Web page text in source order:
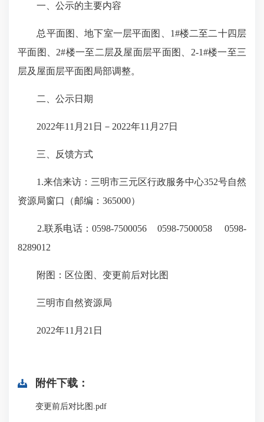
一、公示的主要内容
总平面图、地下室一层平面图、1#楼二至二十四层
平面图、2#楼一至二层及屋面层平面图、2-1#楼一至三
层及屋面层平面图局部调整。
二、公示日期
2022年11月21日－2022年11月27日
三、反馈方式
1.来信来访：三明市三元区行政服务中心352号自然
资源局窗口（邮编：365000）
2.联系电话：0598-7500056 0598-7500058 0598-
8289012
附图：区位图、变更前后对比图
三明市自然资源局
2022年11月21日
附件下载：
变更前后对比图.pdf